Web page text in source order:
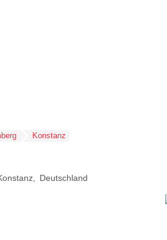
Konstanz
Deutschland